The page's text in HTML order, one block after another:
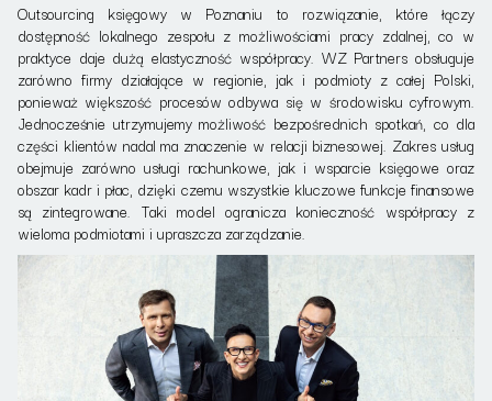
Outsourcing księgowy w Poznaniu to rozwiązanie, które łączy
dostępność lokalnego zespołu z możliwościami pracy zdalnej, co w
praktyce daje dużą elastyczność współpracy. WZ Partners obsługuje
zarówno firmy działające w regionie, jak i podmioty z całej Polski,
ponieważ większość procesów odbywa się w środowisku cyfrowym.
Jednocześnie utrzymujemy możliwość bezpośrednich spotkań, co dla
części klientów nadal ma znaczenie w relacji biznesowej. Zakres usług
obejmuje zarówno usługi rachunkowe, jak i wsparcie księgowe oraz
obszar kadr i płac, dzięki czemu wszystkie kluczowe funkcje finansowe
są zintegrowane. Taki model ogranicza konieczność współpracy z
wieloma podmiotami i upraszcza zarządzanie.